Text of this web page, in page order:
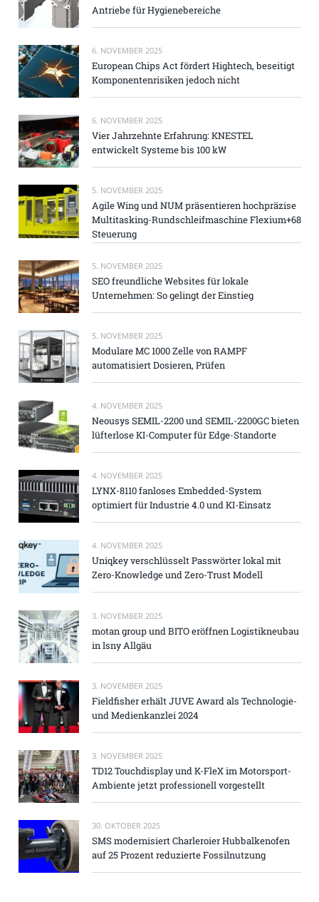
Antriebe für Hygienebereiche
6. NOVEMBER 2025
European Chips Act fördert Hightech, beseitigt
Komponentenrisiken jedoch nicht
6. NOVEMBER 2025
Vier Jahrzehnte Erfahrung: KNESTEL
entwickelt Systeme bis 100 kW
5. NOVEMBER 2025
Agile Wing und NUM präsentieren hochpräzise
Multitasking-Rundschleifmaschine Flexium+68
Steuerung
5. NOVEMBER 2025
SEO freundliche Websites für lokale
Unternehmen: So gelingt der Einstieg
5. NOVEMBER 2025
Modulare MC 1000 Zelle von RAMPF
automatisiert Dosieren, Prüfen
4. NOVEMBER 2025
Neousys SEMIL-2200 und SEMIL-2200GC bieten
lüfterlose KI-Computer für Edge-Standorte
4. NOVEMBER 2025
LYNX-8110 fanloses Embedded-System
optimiert für Industrie 4.0 und KI-Einsatz
4. NOVEMBER 2025
Uniqkey verschlüsselt Passwörter lokal mit
Zero-Knowledge und Zero-Trust Modell
3. NOVEMBER 2025
motan group und BITO eröffnen Logistikneubau
in Isny Allgäu
3. NOVEMBER 2025
Fieldfisher erhält JUVE Award als Technologie-
und Medienkanzlei 2024
3. NOVEMBER 2025
TD12 Touchdisplay und K-FleX im Motorsport-
Ambiente jetzt professionell vorgestellt
30. OKTOBER 2025
SMS modernisiert Charleroier Hubbalkenofen
auf 25 Prozent reduzierte Fossilnutzung